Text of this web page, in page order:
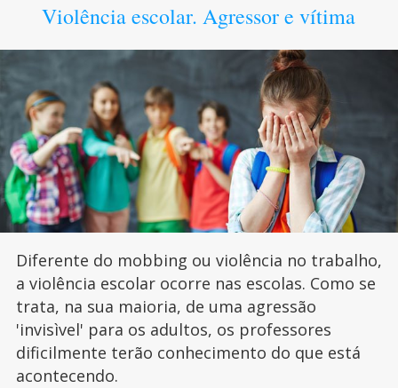
Violência escolar. Agressor e vítima
Diferente do mobbing ou violência no trabalho,
a violência escolar ocorre nas escolas. Como se
trata, na sua maioria, de uma agressão
'invisìvel' para os adultos, os professores
dificilmente terão conhecimento do que está
acontecendo.